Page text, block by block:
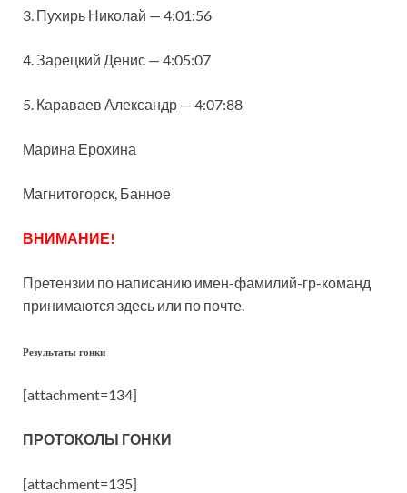
3. Пухирь Николай — 4:01:56
4. Зарецкий Денис — 4:05:07
5. Караваев Александр — 4:07:88
Марина Ерохина
Магнитогорск, Банное
ВНИМАНИЕ!
Претензии по написанию имен-фамилий-гр-команд
принимаются здесь или по почте.
Результаты гонки
[attachment=134]
ПРОТОКОЛЫ ГОНКИ
[attachment=135]